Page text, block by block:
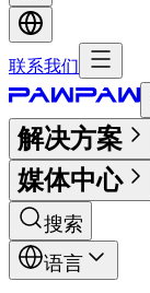
联系我们
解决方案
媒体中心
搜索
语言